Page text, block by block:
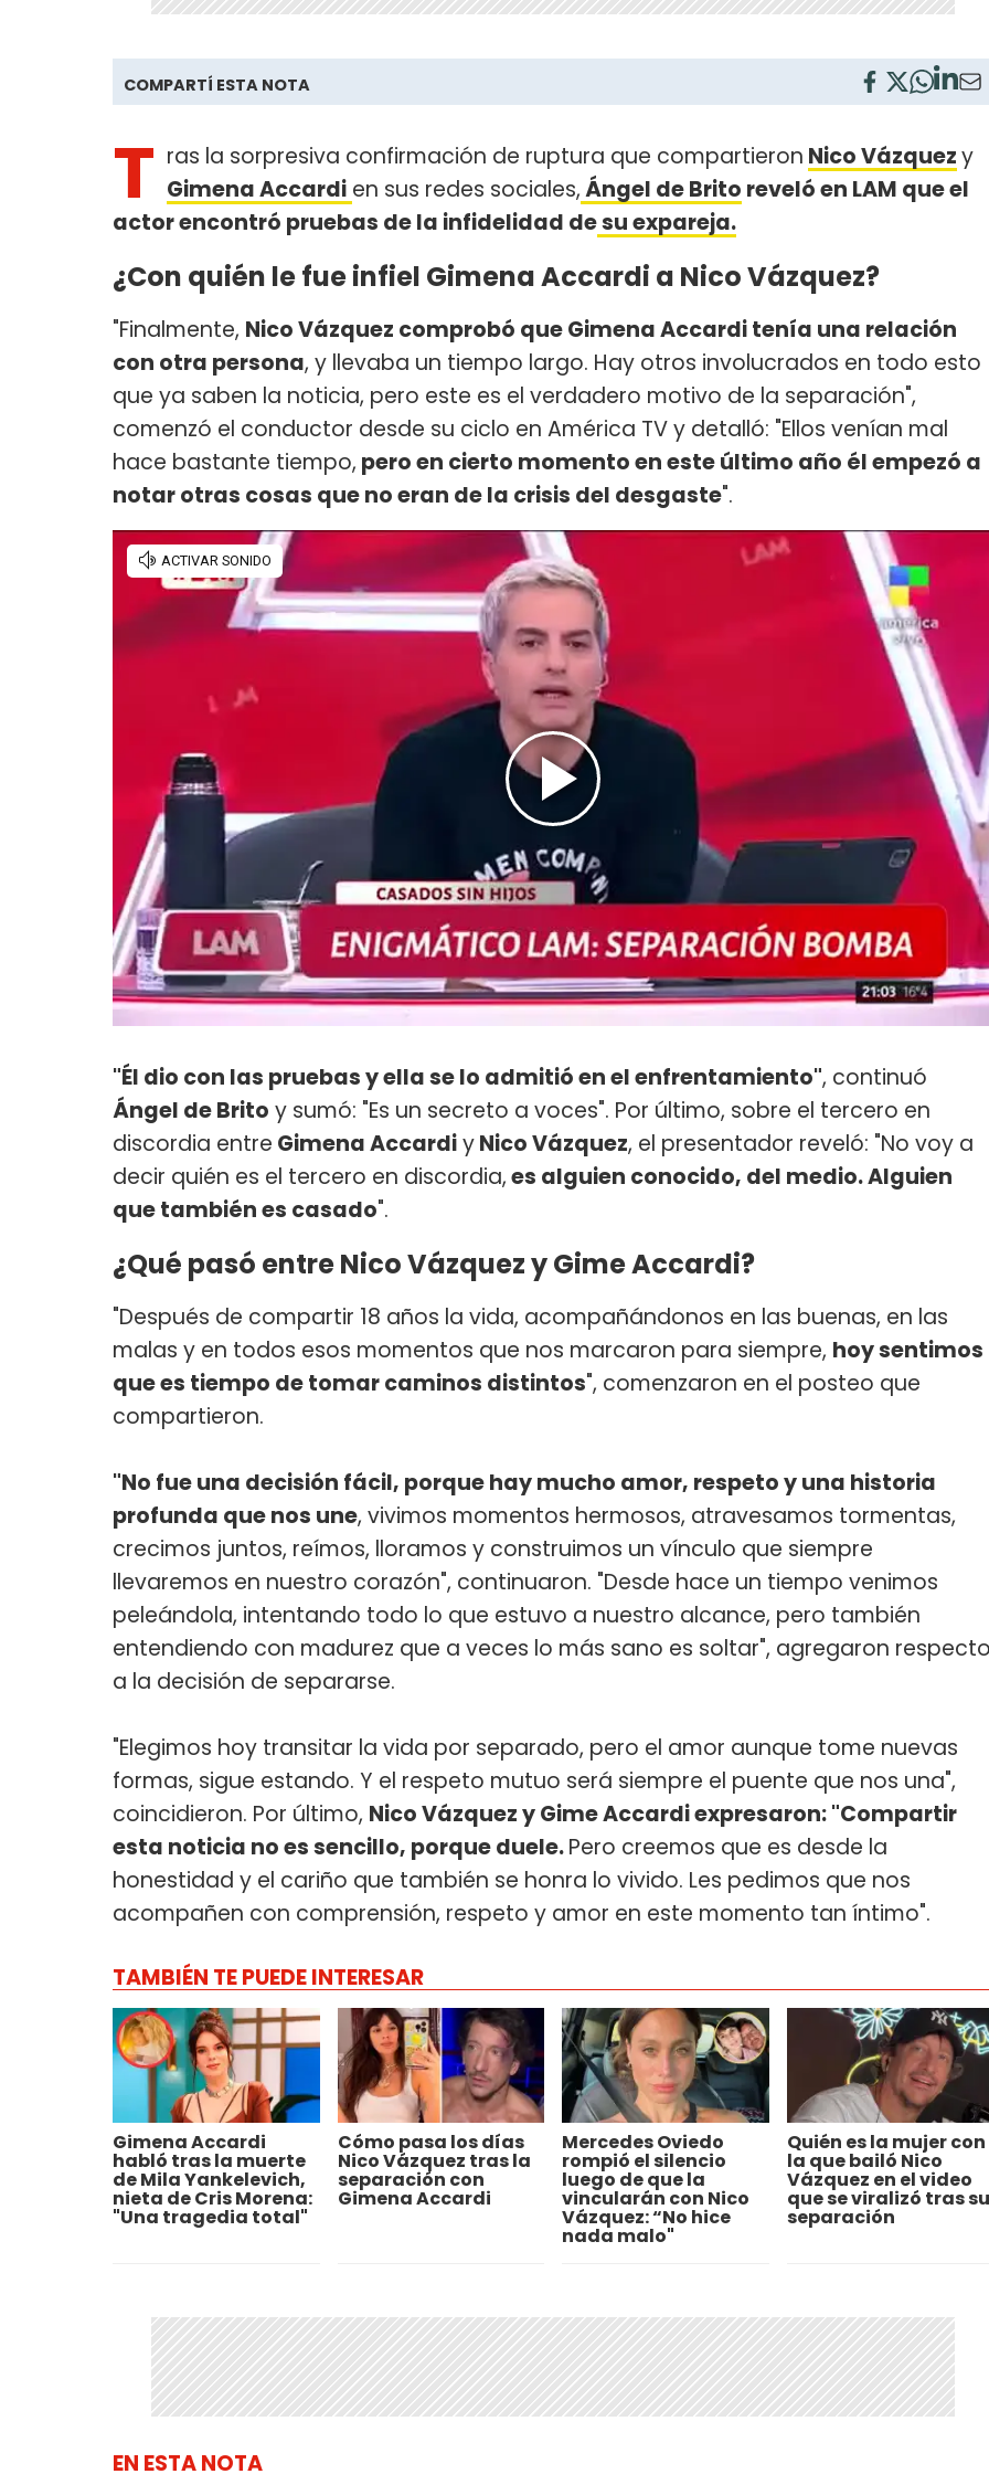
COMPARTÍ ESTA NOTA
T ras la sorpresiva confirmación de ruptura que compartieron Nico Vázquezy
Gimena Accardi en sus redes sociales,Ángel de Brito reveló en LAM que el
actor encontró pruebas de la infidelidad desu expareja.
¿Con quién le fue infiel Gimena Accardi a Nico Vázquez?
"Finalmente, Nico Vázquez comprobó que Gimena Accardi tenía una relación
con otra persona, y llevaba un tiempo largo. Hay otros involucrados en todo esto
que ya saben la noticia, pero este es el verdadero motivo de la separación",
comenzó el conductor desde su ciclo en América TV y detalló: "Ellos venían mal
hace bastante tiempo, pero en cierto momento en este último año él empezó a
notar otras cosas que no eran de la crisis del desgaste".
"Él dio con las pruebas y ella se lo admitió en el enfrentamiento", continuó
Ángel de Brito y sumó: "Es un secreto a voces". Por último, sobre el tercero en
discordia entre Gimena AccardiyNico Vázquez, el presentador reveló: "No voy a
decir quién es el tercero en discordia,es alguien conocido, del medio. Alguien
que también es casado".
¿Qué pasó entre Nico Vázquez y Gime Accardi?
"Después de compartir 18 años la vida, acompañándonos en las buenas, en las
malas y en todos esos momentos que nos marcaron para siempre, hoy sentimos
que es tiempo de tomar caminos distintos", comenzaron en el posteo que
compartieron.
"No fue una decisión fácil, porque hay mucho amor, respeto y una historia
profunda que nos une, vivimos momentos hermosos, atravesamos tormentas,
crecimos juntos, reímos, lloramos y construimos un vínculo que siempre
llevaremos en nuestro corazón", continuaron. "Desde hace un tiempo venimos
peleándola, intentando todo lo que estuvo a nuestro alcance, pero también
entendiendo con madurez que a veces lo más sano es soltar", agregaron
a la decisión de separarse.
"Elegimos hoy transitar la vida por separado, pero el amor aunque tome nuevas
formas, sigue estando. Y el respeto mutuo será siempre el puente que nos una",
coincidieron. Por último, Nico Vázquez y Gime Accardi expresaron: "Compartir
esta noticia no es sencillo, porque duele.Pero creemos que es desde la
honestidad y el cariño que también se honra lo vivido. Les pedimos que nos
acompañen con comprensión, respeto y amor en este momento tan íntimo".
TAMBIÉN TE PUEDE INTERESAR
Gimena Accardi
habló tras la muerte
de Mila Yankelevich,
nieta de Cris Morena:
"Una tragedia total"
Cómo pasa los días
Nico Vázquez tras la
separación con
Gimena Accardi
Mercedes Oviedo
rompió el silencio
luego de que la
vincularán con Nico
Vázquez: “No hice
nada malo"
Quién es la mujer con
la que bailó Nico
Vázquez en el video
que se viralizó tras su
separación
EN ESTA NOTA